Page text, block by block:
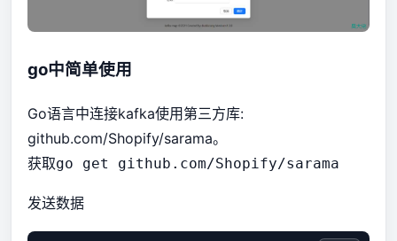
go中简单使用
Go语言中连接kafka使用第三方库:
github.com/Shopify/sarama。
获取go get github.com/Shopify/sarama
发送数据